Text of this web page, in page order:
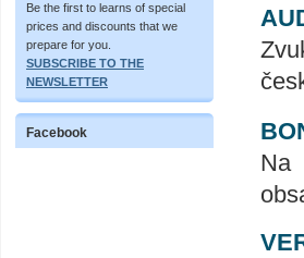
Be the first to learns of special
prices and discounts that we
prepare for you.
SUBSCRIBE TO THE
NEWSLETTER
Facebook
Na